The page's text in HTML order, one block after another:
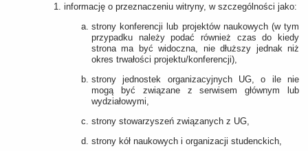
informację o przeznaczeniu witryny, w szczególności jako:
strony konferencji lub projektów naukowych (w tym
przypadku należy podać również czas do kiedy
strona ma być widoczna, nie dłuższy jednak niż
okres trwałości projektu/konferencji),
strony jednostek organizacyjnych UG, o ile nie
mogą być związane z serwisem głównym lub
wydziałowymi,
strony stowarzyszeń związanych z UG,
strony kół naukowych i organizacji studenckich,